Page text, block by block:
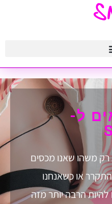
ל-
משהו שאנו מכסים
או כשאנחנו
הרבה יותר מזה